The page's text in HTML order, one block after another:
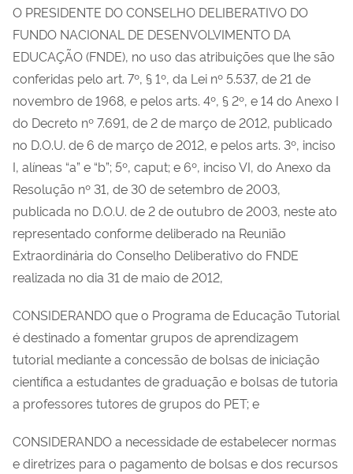
O PRESIDENTE DO CONSELHO DELIBERATIVO DO
FUNDO NACIONAL DE DESENVOLVIMENTO DA
EDUCAÇÃO (FNDE), no uso das atribuições que lhe são
conferidas pelo art. 7º, § 1º, da Lei nº 5.537, de 21 de
novembro de 1968, e pelos arts. 4º, § 2º, e 14 do Anexo I
do Decreto nº 7.691, de 2 de março de 2012, publicado
no D.O.U. de 6 de março de 2012, e pelos arts. 3º, inciso
I, alíneas “a” e “b”; 5º, caput; e 6º, inciso VI, do Anexo da
Resolução nº 31, de 30 de setembro de 2003,
publicada no D.O.U. de 2 de outubro de 2003, neste ato
representado conforme deliberado na Reunião
Extraordinária do Conselho Deliberativo do FNDE
realizada no dia 31 de maio de 2012,
CONSIDERANDO que o Programa de Educação Tutorial
é destinado a fomentar grupos de aprendizagem
tutorial mediante a concessão de bolsas de iniciação
científica a estudantes de graduação e bolsas de tutoria
a professores tutores de grupos do PET; e
CONSIDERANDO a necessidade de estabelecer normas
e diretrizes para o pagamento de bolsas e dos recursos